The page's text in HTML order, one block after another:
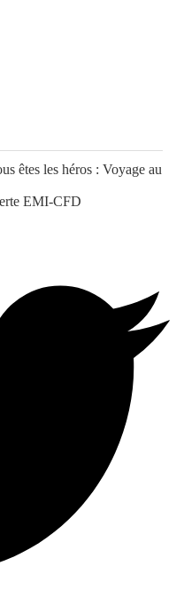
êtes les héros : Voyage au
EMI-CFD